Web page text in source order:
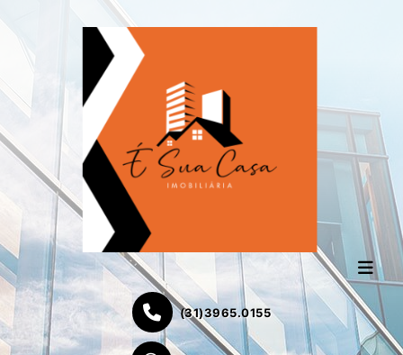
(31)3965.0155